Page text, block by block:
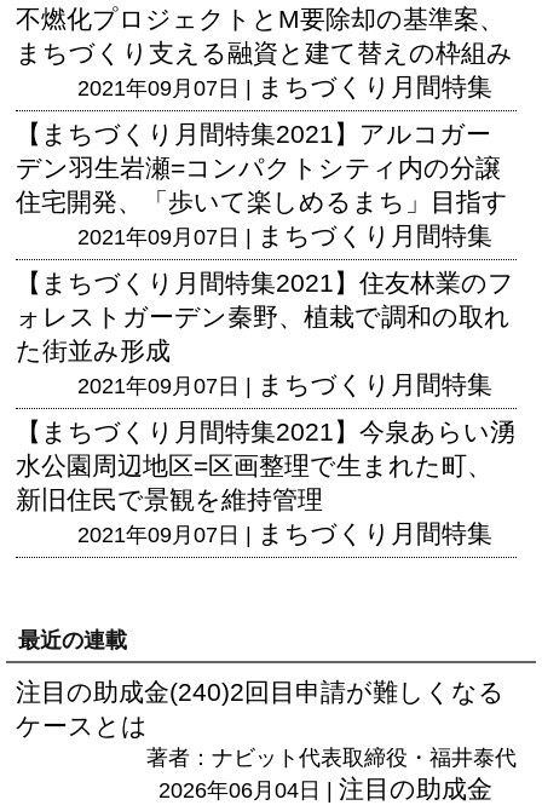
不燃化プロジェクトとM要除却の基準案、
まちづくり支える融資と建て替えの枠組み
2021年09月07日 | まちづくり月間特集
【まちづくり月間特集2021】アルコガー
デン羽生岩瀬=コンパクトシティ内の分譲
住宅開発、「歩いて楽しめるまち」目指す
2021年09月07日 | まちづくり月間特集
【まちづくり月間特集2021】住友林業のフ
ォレストガーデン秦野、植栽で調和の取れ
た街並み形成
2021年09月07日 | まちづくり月間特集
【まちづくり月間特集2021】今泉あらい湧
水公園周辺地区=区画整理で生まれた町、
新旧住民で景観を維持管理
2021年09月07日 | まちづくり月間特集
最近の連載
注目の助成金(240)2回目申請が難しくなる
ケースとは
著者：ナビット代表取締役・福井泰代
2026年06月04日 | 注目の助成金